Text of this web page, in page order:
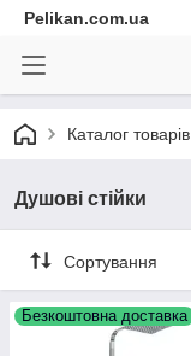
Pelikan.com.ua
Каталог товарів
Душові стійки
Сортування
Безкоштовна доставка